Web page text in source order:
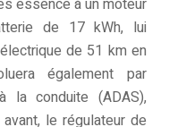
de 17 kWh, lui
de 51 km en
également par
la conduite (ADAS),
le régulateur de